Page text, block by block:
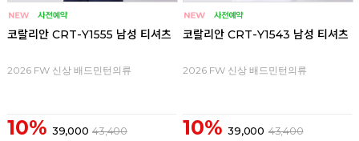
코랄리안 CRT-Y1555 남성 티셔츠
2026 FW 신상 배드민턴의류
10% 39,000 43,400
코랄리안 CRT-Y1543 남성 티셔츠
2026 FW 신상 배드민턴의류
10% 39,000 43,400